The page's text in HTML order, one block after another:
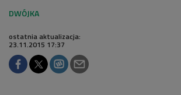
ostatnia aktualizacja:
23.11.2015 17:37